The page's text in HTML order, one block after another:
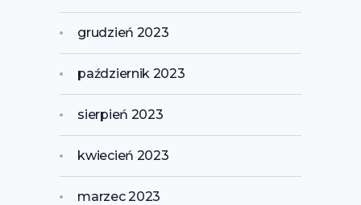
grudzień 2023
październik 2023
sierpień 2023
kwiecień 2023
marzec 2023